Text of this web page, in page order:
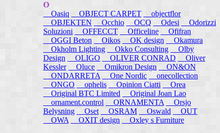
O
Oasiq
OBJECT CARPET
objectflor
OBJEKTEN
Occhio OCQ Odesi
Odorizzi
Soluzioni
OFFECCT Officeline
Ofifran
OGGI Beton
Oikos OK design
Okamura
Okholm Lighting
Okko Consulting
Olby
Design
OLIGO OLIVER CONRAD
Oliver
Kessler
Oluce Omikron Design
ON&ON
ONDARRETA
One Nordic
onecollection
ONGO
ophelis Opinion Ciatti
Orea
Original BTC Limited
Original Joan Lao
ornament.control
ORNAMENTA
Orsjo
Belysning
Oset OSRAM Oswald
OUT
OWA
OXIT design Oxley s Furniture